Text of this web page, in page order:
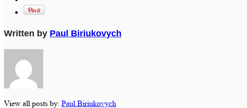
Written by Paul Biriukovych
View all posts by: Paul Biriukovych